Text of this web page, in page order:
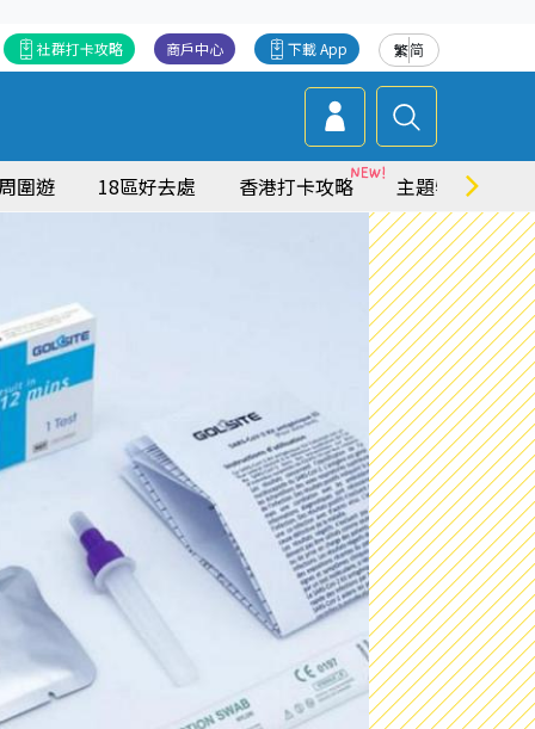
繁简
下載 App
商戶中心
社群打卡攻略
圍遊 18區好去處 香港打卡攻略 主題特集